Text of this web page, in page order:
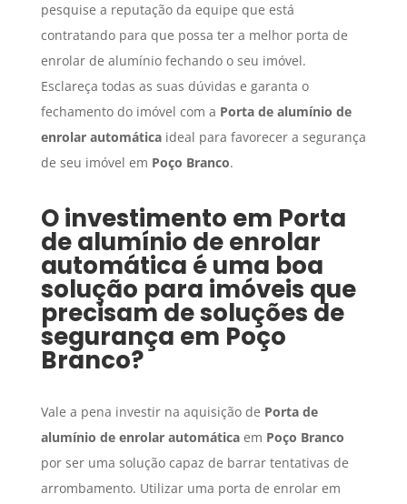
pesquise a reputação da equipe que está
contratando para que possa ter a melhor porta de
enrolar de alumínio fechando o seu imóvel.
Esclareça todas as suas dúvidas e garanta o
fechamento do imóvel com a Porta de alumínio de
enrolar automáticaideal para favorecer a segurança
de seu imóvel em Poço Branco.
O investimento em Porta
de alumínio de enrolar
automática é uma boa
solução para imóveis que
precisam de soluções de
segurança em Poço
Branco?
Vale a pena investir na aquisição de Porta de
alumínio de enrolar automáticaem Poço Branco
por ser uma solução capaz de barrar tentativas de
arrombamento. Utilizar uma porta de enrolar em